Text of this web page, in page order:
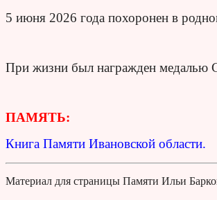
5 июня 2026 года похоронен в
При жизни был награжден медалью
ПАМЯТЬ:
Книга Памяти Ивановской области.
Материал для страницы Памяти Ильи